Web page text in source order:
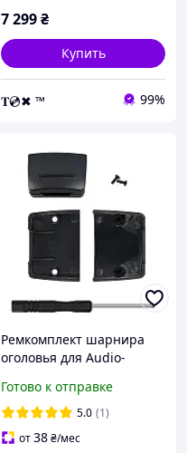
7 299₴
Купить
𝐓💿✖ ™ 99%
Ремкомплект шарнира
оголовья для Audio-
M50x ATH-M50S ATH-M20
ATH-M30 ATH-M40
Готово к отправке
5.0 (1)
от38₴/мес